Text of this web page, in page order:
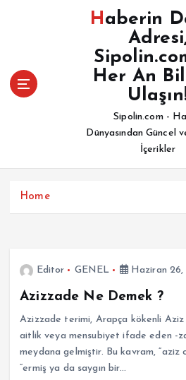
a
Haberin Doğru
Her An
Sipolin.com -
Dünyasından Güncel
İçerikler
Home
Editor GENEL Haziran 26,
Azizzade Ne Demek ?
Azizzade terimi, Arapça kökenli Aziz
aitlik veya mensubiyet ifade eden -
meydana gelmiştir. Bu kavram, “aziz
“ermiş ya da saygın bir…